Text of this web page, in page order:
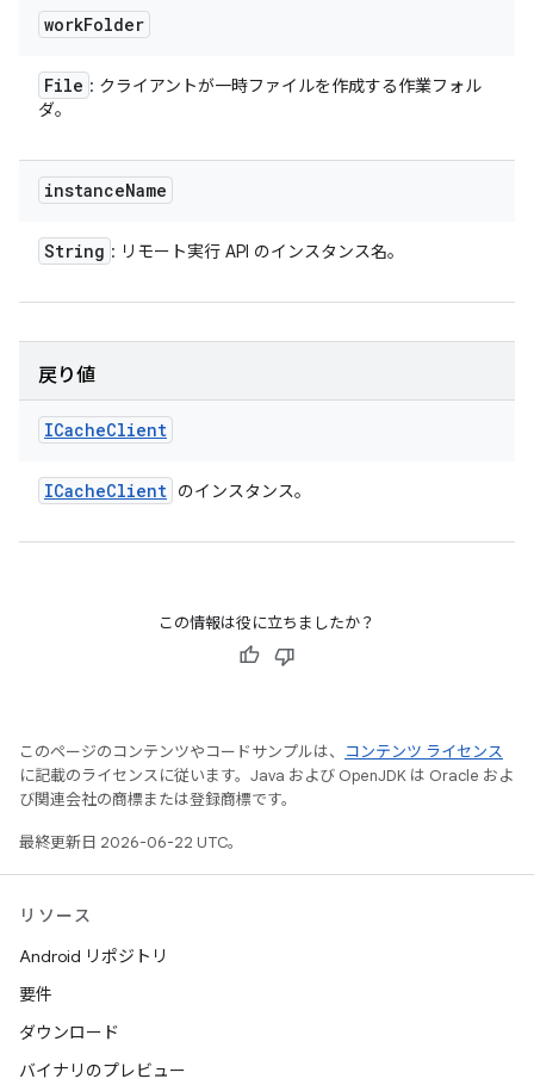
workFolder
File : クライアントが一時ファイルを作成する作業フォル
ダ。
instanceName
String : リモート実行 API のインスタンス名。
戻り値
ICacheClient
ICacheClient のインスタンス。
この情報は役に立ちましたか？
このページのコンテンツやコードサンプルは、
コンテンツ ライセンス
に記載のライセンスに従います。Java および OpenJDK は Oracle およ
び関連会社の商標または登録商標です。
最終更新日 2026-06-22 UTC。
リソース
Android リポジトリ
要件
ダウンロード
バイナリのプレビュー